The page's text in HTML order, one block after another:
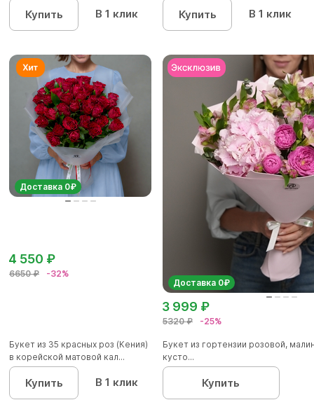
Купить В 1 клик Купить В 1 клик
Доставка 0₽
6650 ₽ -32%
4 550 ₽
Букет из 35 красных роз (Кения)
в корейской матовой кал...
Купить В 1 клик
Доставка 0₽
5320 ₽ -25%
3 999 ₽
Букет из гортензии розовой,
кусто...
Купить